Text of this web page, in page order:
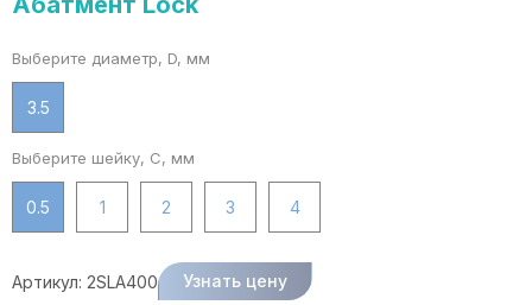
Выберите диаметр, D, мм
3.5
Выберите шейку, C, мм
0.5 1 2 3 4
Артикул: 2SLA400 Узнать цену